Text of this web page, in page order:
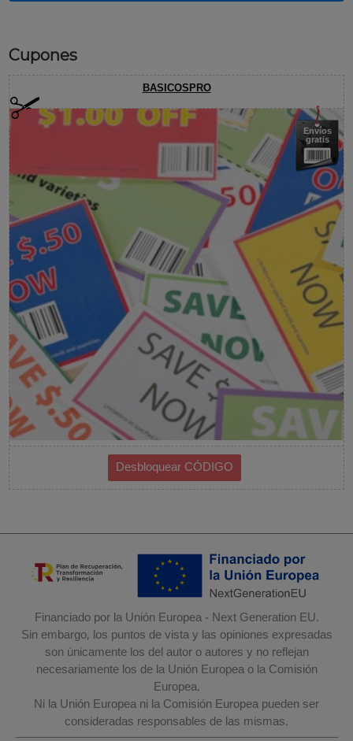
Cupones
BASICOSPRO
Envíos
gratis
Financiado por la Unión Europea - Next Generation EU.
Sin embargo, los puntos de vista y las opiniones expresadas
son únicamente los del autor o autores y no reflejan
necesariamente los de la Unión Europea o la Comisión
Europea.
Ni la Unión Europea ni la Comisión Europea pueden ser
consideradas responsables de las mismas.